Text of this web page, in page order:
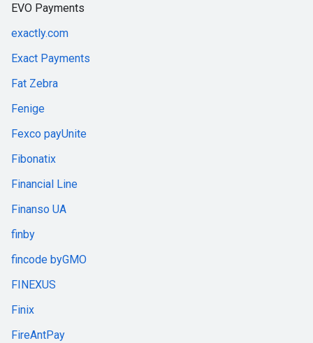
EVO Payments
exactly.com
Exact Payments
Fat Zebra
Fenige
Fexco payUnite
Fibonatix
Financial Line
Finanso UA
finby
fincode byGMO
FINEXUS
Finix
FireAntPay